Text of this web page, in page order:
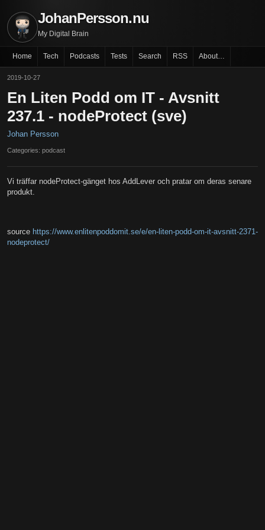
JohanPersson.nu
My Digital Brain
Home Tech Podcasts Tests Search RSS About…
2019-10-27
En Liten Podd om IT - Avsnitt
237.1 - nodeProtect (sve)
Johan Persson
Categories: podcast
Vi träffar nodeProtect-gänget hos AddLever och pratar om deras senare
produkt.
source https://www.enlitenpoddomit.se/e/en-liten-podd-om-it-avsnitt-2371-
nodeprotect/